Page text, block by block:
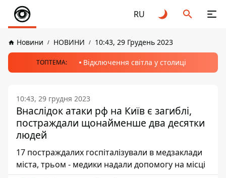
RU
Новини НОВИНИ 10:43, 29 Грудень 2023
ТОПТЕМА: Відключення світла у столиці
10:43, 29 грудня 2023
Внаслідок атаки рф на Київ є загиблі,
постраждали щонайменше два десятки
людей
17 постраждалих госпіталізували в медзаклади
міста, трьом - медики надали допомогу на місці